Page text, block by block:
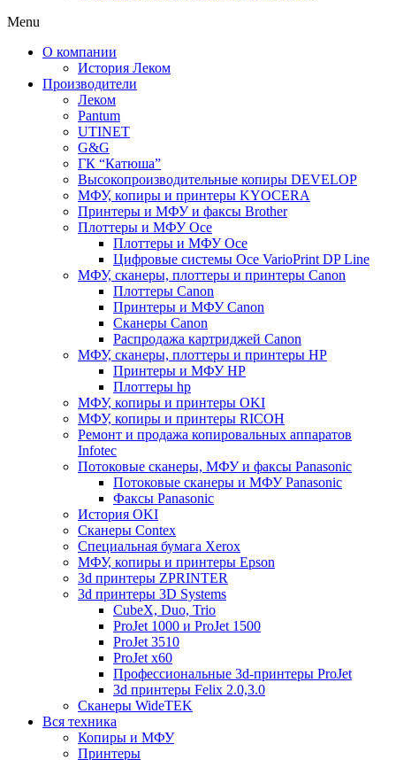
Menu
О компании
История Леком
Производители
Леком
Pantum
UTINET
G&G
ГК “Катюша”
Высокопроизводительные копиры DEVELOP
МФУ, копиры и принтеры KYOCERA
Принтеры и МФУ и факсы Brother
Плоттеры и МФУ Oce
Плоттеры и МФУ Oce
Цифровые системы Oce VarioPrint DP Line
МФУ, сканеры, плоттеры и принтеры Canon
Плоттеры Canon
Принтеры и МФУ Canon
Сканеры Canon
Распродажа картриджей Canon
МФУ, сканеры, плоттеры и принтеры HP
Принтеры и МФУ HP
Плоттеры hp
МФУ, копиры и принтеры OKI
МФУ, копиры и принтеры RICOH
Ремонт и продажа копировальных аппаратов
Infotec
Потоковые сканеры, МФУ и факсы Panasonic
Потоковые сканеры и МФУ Panasonic
Факсы Panasonic
История OKI
Сканеры Contex
Специальная бумага Xerox
МФУ, копиры и принтеры Epson
3d принтеры ZPRINTER
3d принтеры 3D Systems
CubeX, Duo, Trio
ProJet 1000 и ProJet 1500
ProJet 3510
ProJet x60
Профессиональные 3d-принтеры ProJet
3d принтеры Felix 2.0,3.0
Сканеры WideTEK
Вся техника
Копиры и МФУ
Принтеры